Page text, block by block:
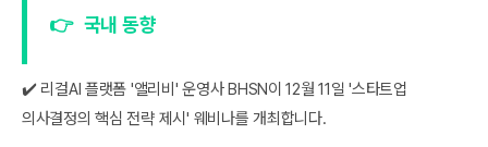
👉 국내 동향
✔️ 리걸AI 플랫폼 '앨리비' 운영사 BHSN이 12월 11일 '스타트업
의사결정의 핵심 전략 제시' 웨비나를 개최합니다.